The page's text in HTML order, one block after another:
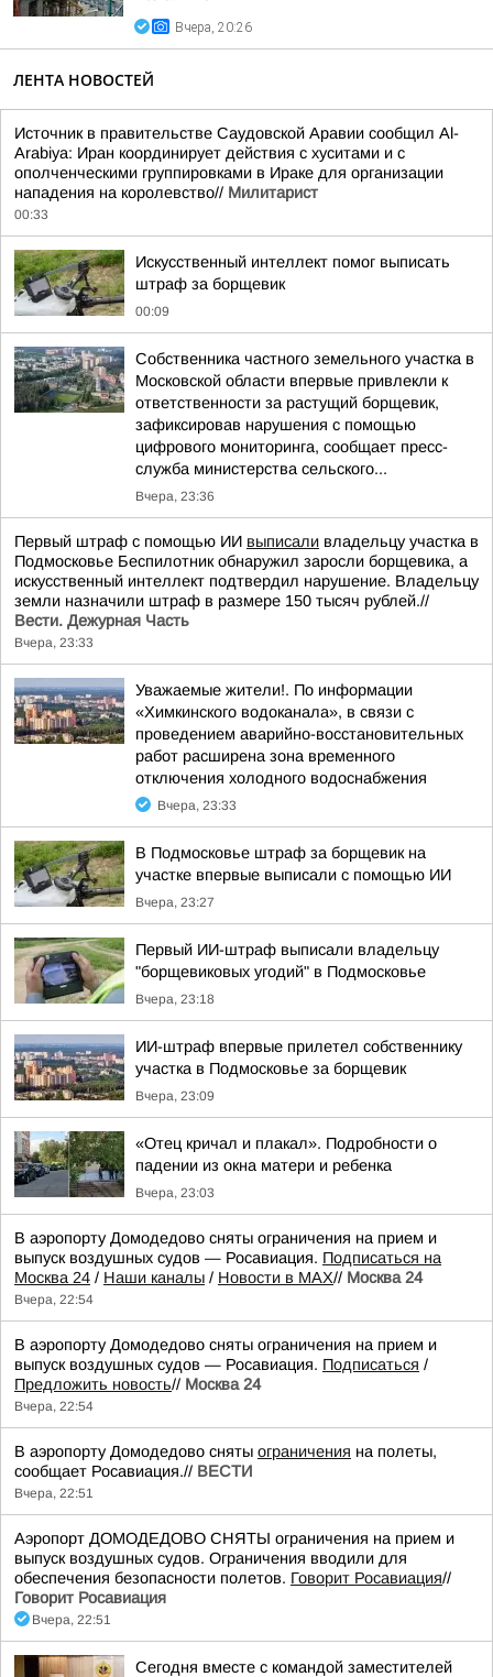
Вчера, 20:26
ЛЕНТА НОВОСТЕЙ
Источник в правительстве Саудовской Аравии сообщил Al-
Arabiya: Иран координирует действия с хуситами и с
ополченческими группировками в Ираке для организации
нападения на королевство// Милитарист
00:33
Искусственный интеллект помог выписать
штраф за борщевик
00:09
Собственника частного земельного участка в
Московской области впервые привлекли к
ответственности за растущий борщевик,
зафиксировав нарушения с помощью
цифрового мониторинга, сообщает пресс-
служба министерства сельского...
Вчера, 23:36
Первый штраф с помощью ИИ выписали владельцу участка в
Подмосковье Беспилотник обнаружил заросли борщевика, а
искусственный интеллект подтвердил нарушение. Владельцу
земли назначили штраф в размере 150 тысяч рублей.//
Вести. Дежурная Часть
Вчера, 23:33
Уважаемые жители!. По информации
«Химкинского водоканала», в связи с
проведением аварийно-восстановительных
работ расширена зона временного
отключения холодного водоснабжения
Вчера, 23:33
В Подмосковье штраф за борщевик на
участке впервые выписали с помощью ИИ
Вчера, 23:27
Первый ИИ-штраф выписали владельцу
"борщевиковых угодий" в Подмосковье
Вчера, 23:18
ИИ-штраф впервые прилетел собственнику
участка в Подмосковье за борщевик
Вчера, 23:09
«Отец кричал и плакал». Подробности о
падении из окна матери и ребенка
Вчера, 23:03
В аэропорту Домодедово сняты ограничения на прием и
выпуск воздушных судов — Росавиация. Подписаться на
Москва 24 / Наши каналы / Новости в MAX// Москва 24
Вчера, 22:54
В аэропорту Домодедово сняты ограничения на прием и
выпуск воздушных судов — Росавиация. Подписаться /
Предложить новость// Москва 24
Вчера, 22:54
В аэропорту Домодедово сняты ограничения на полеты,
сообщает Росавиация.// ВЕСТИ
Вчера, 22:51
Аэропорт ДОМОДЕДОВО СНЯТЫ ограничения на прием и
выпуск воздушных судов. Ограничения вводили для
обеспечения безопасности полетов. Говорит Росавиация//
Говорит Росавиация
Вчера, 22:51
Сегодня вместе с командой заместителей